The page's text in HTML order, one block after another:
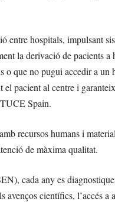
hospitals, impulsant
la derivació de pacients
o que no pugui accedir a un
pacient al centre i
Spain.
recursos humans i
de màxima qualitat.
cada any es
científics, l’accés a